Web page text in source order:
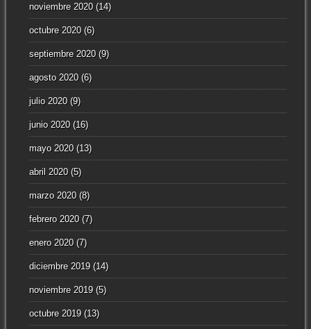
noviembre 2020(14)
octubre 2020(6)
septiembre 2020(9)
agosto 2020(6)
julio 2020(9)
junio 2020(16)
mayo 2020(13)
abril 2020(5)
marzo 2020(8)
febrero 2020(7)
enero 2020(7)
diciembre 2019(14)
noviembre 2019(5)
octubre 2019(13)